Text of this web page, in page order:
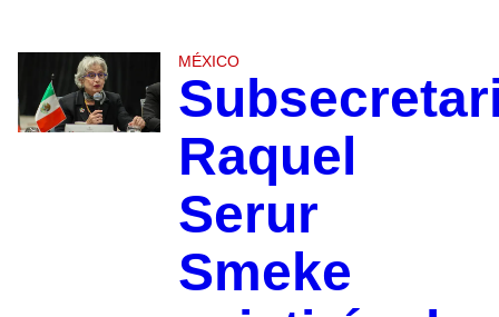
MÉXICO
Raquel
Serur
Smeke